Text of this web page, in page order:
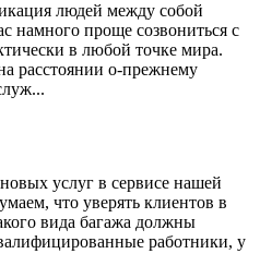
людей между собой
намного проще созвониться с
в любой точке мира.
расстоянии о-прежнему
услуг в сервисе нашей
что уверять клиентов в
вида багажа должны
работники, у